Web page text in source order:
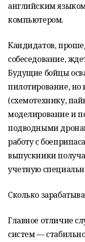
английским
компьютером.
Кандидатов,
собеседование,
Будущие бойцы
пилотирование, но
(схемотехнику,
моделирование и
подводными
работу с
выпускники
учетную
Сколько
Главное отличие
систем —